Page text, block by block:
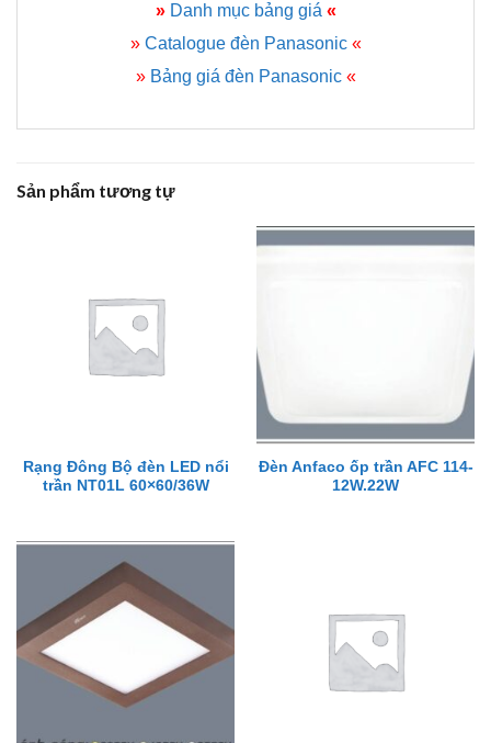
» Danh mục bảng giá «
»Catalogue đèn Panasonic«
»Bảng giá đèn Panasonic«
Sản phẩm tương tự
Rạng Đông Bộ đèn LED nổi
trần NT01L 60×60/36W
Đèn Anfaco ốp trần AFC 114-
12W.22W